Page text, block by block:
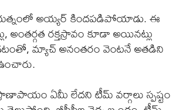
అయ్యర్ కిందపడిపోయాడు. ఈ
రక్తస్రావం కూడా అయినట్లు
మ్యాచ్ అనంతరం వెంటనే అతడిని
ఏమీ లేదని టీమ్ వర్గాలు స్పష్టం